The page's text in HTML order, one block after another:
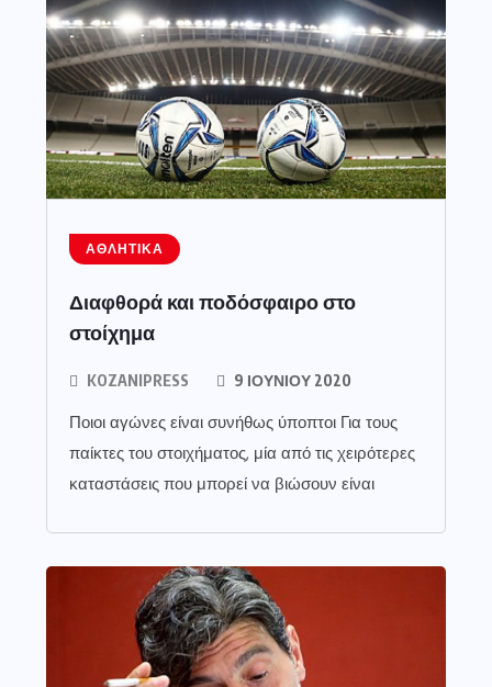
ΑΘΛΗΤΙΚΆ
Διαφθορά και ποδόσφαιρο στο
στοίχημα
KOZANIPRESS 9 ΙΟΥΝΊΟΥ 2020
Ποιοι αγώνες είναι συνήθως ύποπτοι Για τους
παίκτες του στοιχήματος, μία από τις χειρότερες
καταστάσεις που μπορεί να βιώσουν είναι